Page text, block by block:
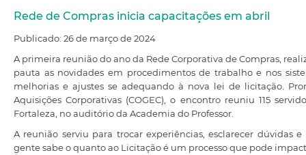
Rede de Compras inicia capacitações em abril
Publicado: 26 de março de 2024
A primeira reunião do ano da Rede Corporativa de Compras,
pauta as novidades em procedimentos de trabalho e nos
melhorias e ajustes se adequando à nova lei de licitação.
Aquisições Corporativas (COGEC), o encontro reuniu 115
Fortaleza, no auditório da Academia do Professor.
A reunião serviu para trocar experiências, esclarecer dúvidas
gente sabe o quanto ao Licitação é um processo que pode